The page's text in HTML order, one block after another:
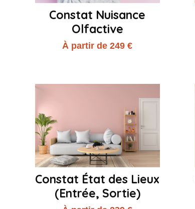
Constat Nuisance
Olfactive
À partir de 249 €
Constat État des Lieux
(Entrée, Sortie)